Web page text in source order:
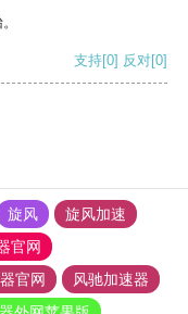
支持[0] 反对[0]
旋风
旋风加速
官网
官网
风驰加速器